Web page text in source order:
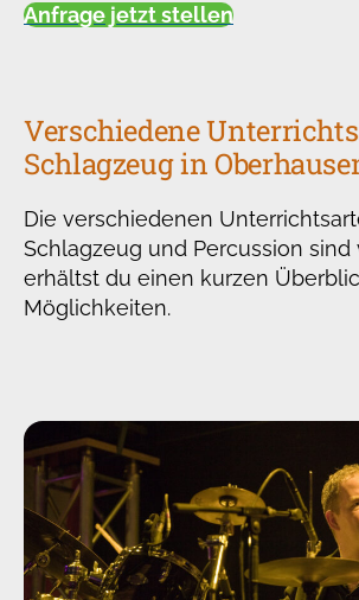
Anfrage jetzt stellen
Verschiedene
Schlagzeug in
Die verschiedenen
Schlagzeug und Percussion sind
erhältst du einen kurzen
Möglichkeiten.